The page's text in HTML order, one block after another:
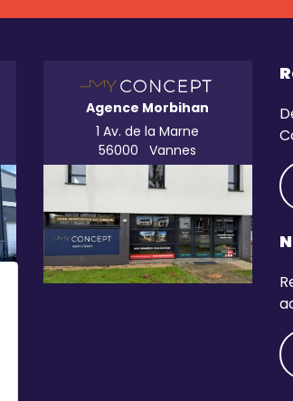
Agence Morbihan
1 Av. de la Marne
56000
Vannes